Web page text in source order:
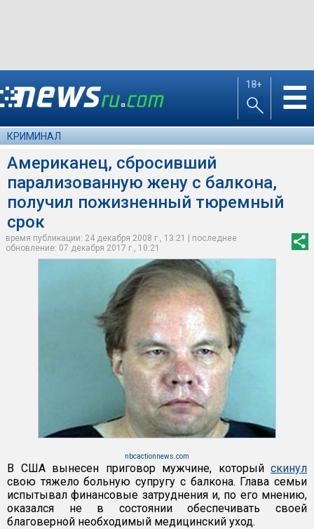
18+ ☰
КРИМИНАЛ
Американец, сбросивший
парализованную жену с балкона,
получил пожизненный тюремный
срок
время публикации: 24 декабря 2008 г., 13:21 | последнее
обновление: 07 декабря 2017 г., 10:21
nbcactionnews.com
В США вынесен приговор мужчине, который скинул
свою тяжело больную супругу с балкона. Глава семьи
испытывал финансовые затруднения и, по его мнению,
оказался не в состоянии обеспечивать своей
благоверной необходимый медицинский уход.